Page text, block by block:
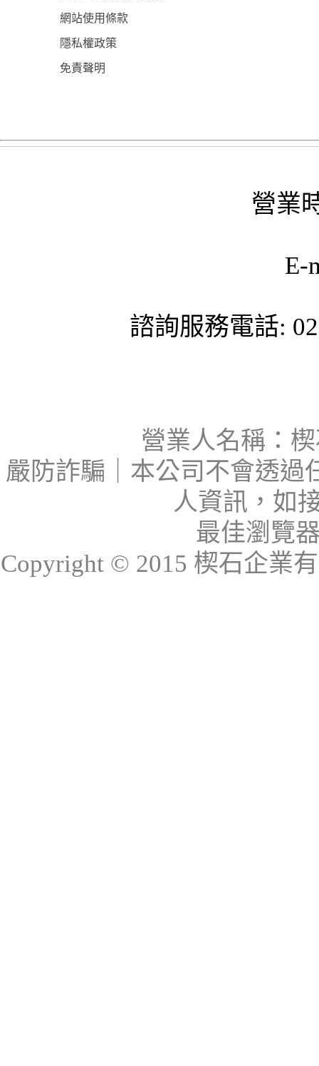
網站使用條款
隱私權政策
免責聲明
營業
E-
諮詢服務電話:
營業人名稱：
嚴防詐騙｜本公司不會透過
人資訊，如
最佳瀏覽
Copyright © 2015 楔石企業